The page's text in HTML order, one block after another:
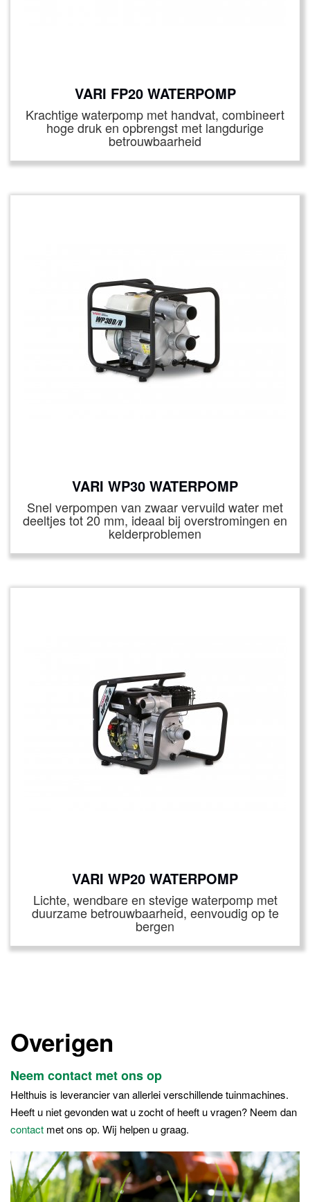
VARI FP20 WATERPOMP
Krachtige waterpomp met handvat, combineert
hoge druk en opbrengst met langdurige
betrouwbaarheid
VARI WP30 WATERPOMP
Snel verpompen van zwaar vervuild water met
deeltjes tot 20 mm, ideaal bij overstromingen en
kelderproblemen
VARI WP20 WATERPOMP
Lichte, wendbare en stevige waterpomp met
duurzame betrouwbaarheid, eenvoudig op te
bergen
Overigen
Neem contact met ons op
Helthuis is leverancier van allerlei verschillende tuinmachines.
Heeft u niet gevonden wat u zocht of heeft u vragen? Neem dan
contact met ons op. Wij helpen u graag.